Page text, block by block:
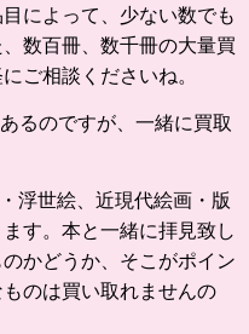
によって、少ない数でも
数百冊、数千冊の大量買
ご相談くださいね。
るのですが、一緒に買取
浮世絵、近現代絵画・版
す。本と一緒に拝見致し
かどうか、そこがポイン
のは買い取れませんの